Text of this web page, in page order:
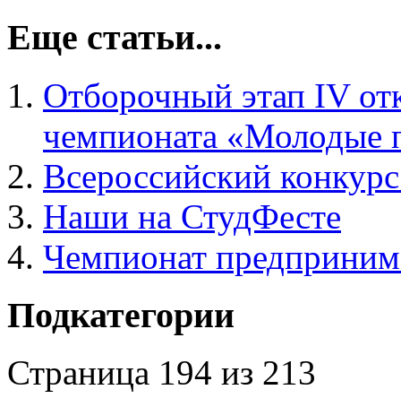
Еще статьи...
Отборочный этап IV
чемпионата
Всероссийский
Наши на СтудФесте
Чемпионат
Подкатегории
Страница 194 из 213